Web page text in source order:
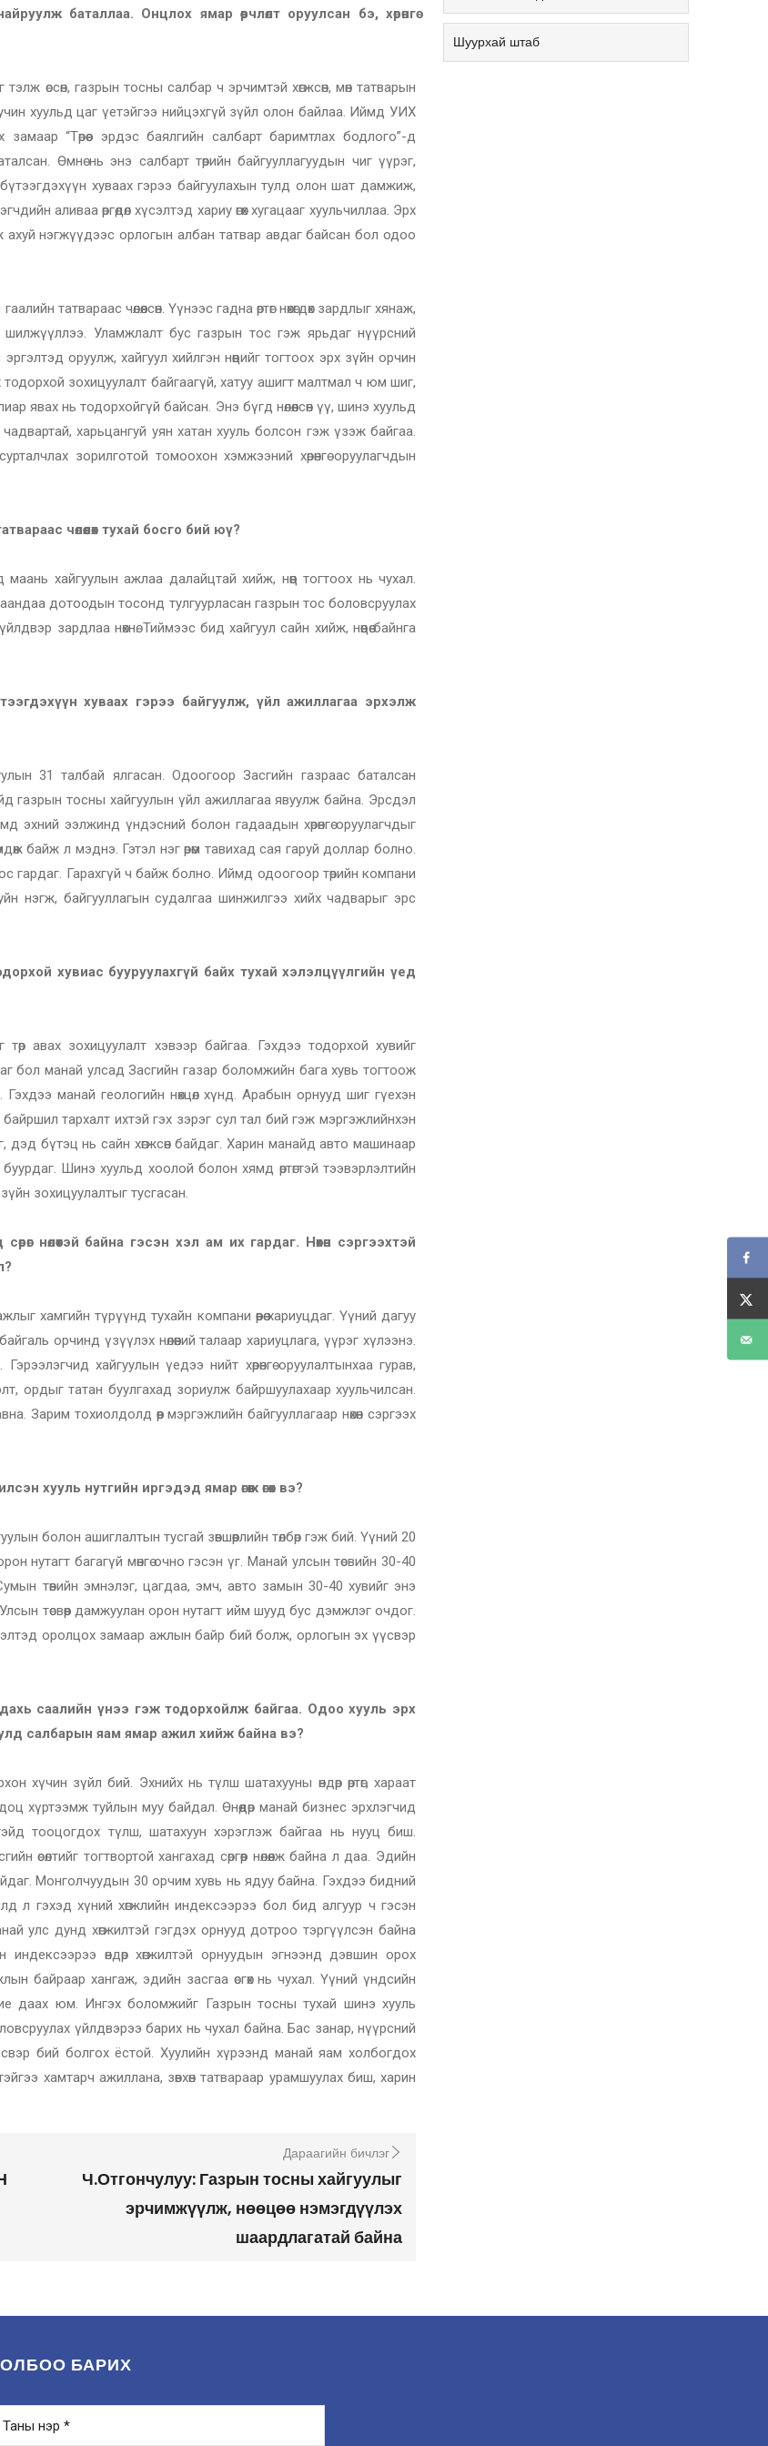
баталлаа. Онцлох ямар өөрчлөлт оруулсан бэ, хөрөнгө
өссөн, газрын тосны салбар ч эрчимтэй хөгжсөн, мөн татварын
хуульд цаг үетэйгээ нийцэхгүй зүйл олон байлаа. Иймд УИХ
“Төрөөс эрдэс баялгийн салбарт баримтлах бодлого”-д
Өмнө нь энэ салбарт төрийн байгууллагуудын чиг үүрэг,
бүтээгдэхүүн хуваах гэрээ байгуулахын тулд олон шат дамжиж,
аливаа өргөдөл хүсэлтэд хариу өгөх хугацааг хуульчиллаа. Эрх
нэгжүүдээс орлогын албан татвар авдаг байсан бол одоо
татвараас чөлөөлсөн. Үүнээс гадна өртөг нөхөгдөх зардлыг хянаж,
шилжүүллээ. Уламжлалт бус газрын тос гэж ярьдаг нүүрсний
оруулж, хайгуул хийлгэн нөөцийг тогтоох эрх зүйн орчин
тодорхой зохицуулалт байгаагүй, хатуу ашигт малтмал ч юм шиг,
явах нь тодорхойгүй байсан. Энэ бүгд нөлөөлсөн үү, шинэ хуульд
чадвартай, харьцангуй уян хатан хууль болсон гэж үзэж байгаа.
зорилготой томоохон хэмжээний хөрөнгө оруулагчдын
чөлөөлөх тухай босго бий юү?
хайгуулын ажлаа далайцтай хийж, нөөц тогтоох нь чухал.
дотоодын тосонд тулгуурласан газрын тос боловсруулах
зардлаа нөхнө. Тиймээс бид хайгуул сайн хийж, нөөцөө байнга
хуваах гэрээ байгуулж, үйл ажиллагаа эрхэлж
31 талбай ялгасан. Одоогоор Засгийн газраас баталсан
газрын тосны хайгуулын үйл ажиллагаа явуулж байна. Эрсдэл
Иймд эхний ээлжинд үндэсний болон гадаадын хөрөнгө оруулагчдыг
байж л мэднэ. Гэтэл нэг өрөм тавихад сая гаруй доллар болно.
гардаг. Гарахгүй ч байж болно. Иймд одоогоор төрийн компани
нэгж, байгууллагын судалгаа шинжилгээ хийх чадварыг эрс
хувиас бууруулахгүй байх тухай хэлэлцүүлгийн үед
төр авах зохицуулалт хэвээр байгаа. Гэхдээ тодорхой хувийг
бол манай улсад Засгийн газар боломжийн бага хувь тогтоож
Гэхдээ манай геологийн нөхцөл хүнд. Арабын орнууд шиг гүехэн
байршил тархалт ихтэй гэх зэрэг сул тал бий гэж мэргэжлийнхэн
бүтэц нь сайн хөгжсөн байдаг. Харин манайд авто машинаар
буурдаг. Шинэ хуульд хоолой болон хямд өртөгтэй тээвэрлэлтийн
зохицуулалтыг тусгасан.
нөлөөтэй байна гэсэн хэл ам их гардаг. Нөхөн сэргээхтэй
хамгийн түрүүнд тухайн компани өөрөө хариуцдаг. Үүний дагуу
орчинд үзүүлэх нөлөөний талаар хариуцлага, үүрэг хүлээнэ.
хайгуулын үедээ нийт хөрөнгө оруулалтынхаа гурав,
ордыг татан буулгахад зориулж байршуулахаар хуульчилсан.
Зарим тохиолдолд өөр мэргэжлийн байгууллагаар нөхөн сэргээх
хууль нутгийн иргэдэд ямар өгөөж өгөх вэ?
болон ашиглалтын тусгай зөвшөөрлийн төлбөр гэж бий. Үүний 20
нутагт багагүй мөнгө очно гэсэн үг. Манай улсын төсвийн 30-40
төвийн эмнэлэг, цагдаа, эмч, авто замын 30-40 хувийг энэ
төсвөөр дамжуулан орон нутагт ийм шууд бус дэмжлэг очдог.
оролцох замаар ажлын байр бий болж, орлогын эх үүсвэр
саалийн үнээ гэж тодорхойлж байгаа. Одоо хууль эрх
салбарын яам ямар ажил хийж байна вэ?
хүчин зүйл бий. Эхнийх нь түлш шатахууны өндөр өртөг, хараат
хүртээмж туйлын муу байдал. Өнөөдөр манай бизнес эрхлэгчид
тооцогдох түлш, шатахуун хэрэглэж байгаа нь нууц биш.
тогтвортой хангахад сөргөөр нөлөөлж байна л даа. Эдийн
Монголчуудын 30 орчим хувь нь ядуу байна. Гэхдээ бидний
л гэхэд хүний хөгжлийн индексээрээ бол бид алгуур ч гэсэн
улс дунд хөгжилтэй гэгдэх орнууд дотроо тэргүүлсэн байна
өндөр хөгжилтэй орнуудын эгнээнд дэвшин орох
байраар хангаж, эдийн засгаа өсгөх нь чухал. Үүний үндсийн
даах юм. Ингэх боломжийг Газрын тосны тухай шинэ хууль
үйлдвэрээ барих нь чухал байна. Бас занар, нүүрсний
бий болгох ёстой. Хуулийн хүрээнд манай яам холбогдох
хамтарч ажиллана, зөвхөн татвараар урамшуулах биш, харин
Дараагийн бичлэг
Ч.Отгончулуу: Газрын тосны хайгуулыг
эрчимжүүлж, нөөцөө нэмэгдүүлэх
шаардлагатай байна
Шуурхай штаб
БАРИХ